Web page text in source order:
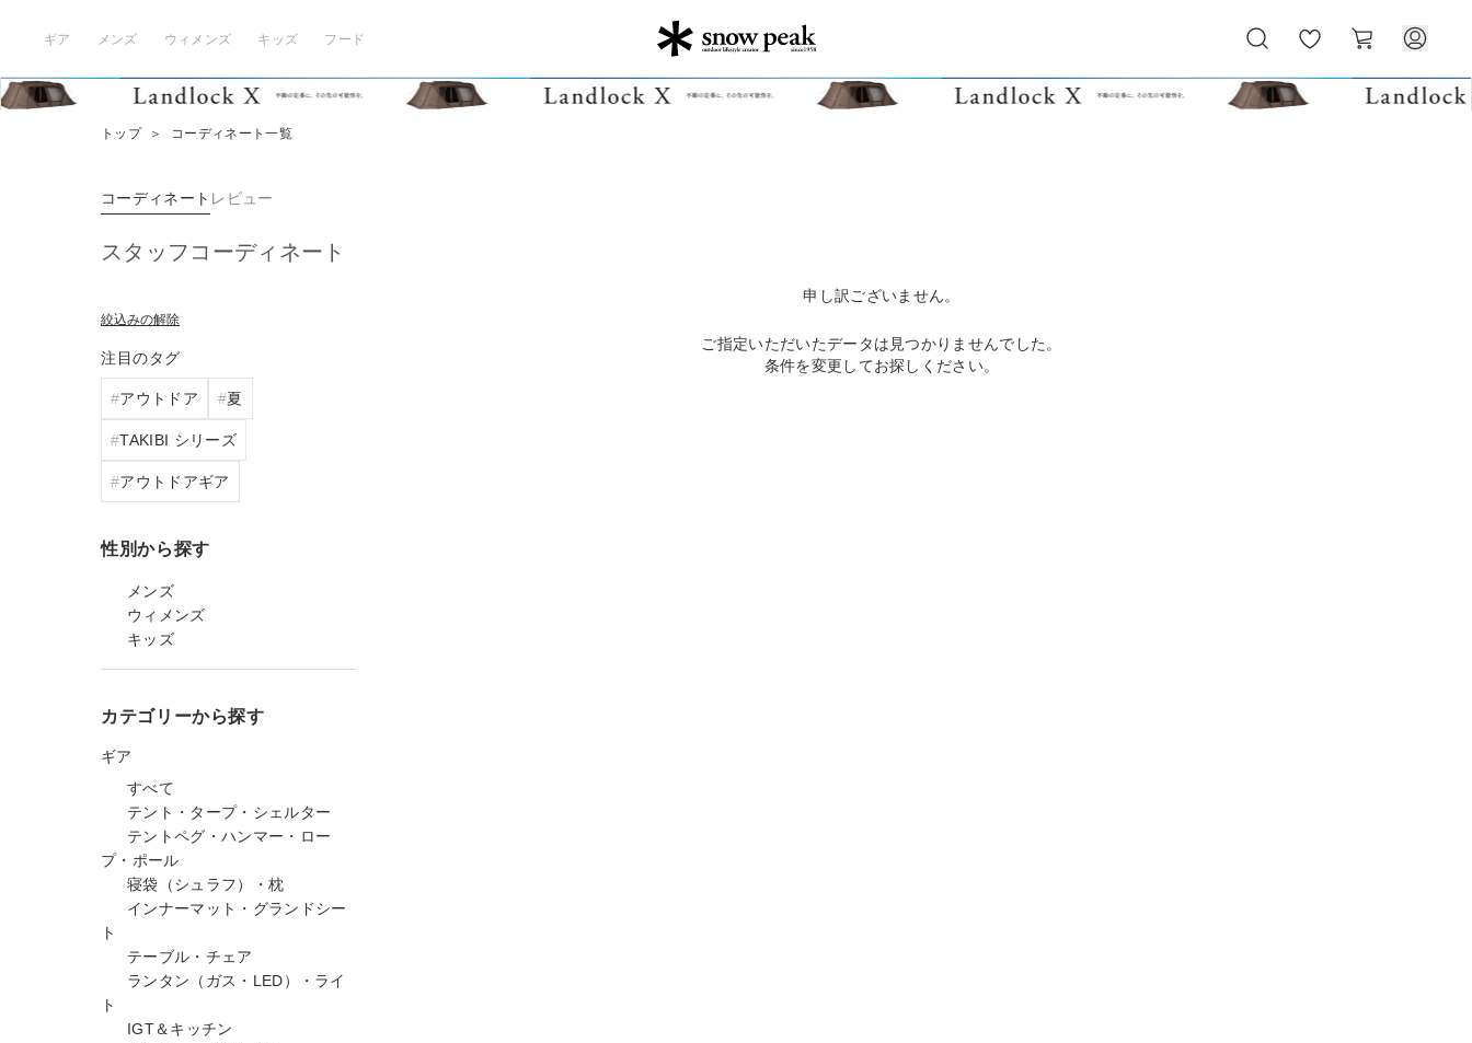
ギア メンズ ウィメンズ キッズ フード
気
に
ー
ト
トップ ＞ コーディネート一覧
コーディネート レビュー
スタッフコーディネート
絞込みの解除
注目のタグ
アウトドア 夏
TAKIBI シリーズ
アウトドアギア
性別から探す
メンズ
ウィメンズ
キッズ
カテゴリーから探す
ギア
すべて
テント・タープ・シェルター
テントペグ・ハンマー・ロー
プ・ポール
寝袋（シュラフ）・枕
インナーマット・グランドシー
ト
テーブル・チェア
ランタン（ガス・LED）・ライ
ト
IGT＆キッチン
申し訳ございません。
ご指定いただいたデータは見つかりませんでした。
条件を変更してお探しください。